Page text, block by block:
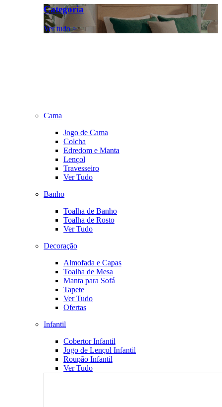
Categoria
Ver tudo >
Cama
Jogo de Cama
Colcha
Edredom e Manta
Lençol
Travesseiro
Ver Tudo
Banho
Toalha de Banho
Toalha de Rosto
Ver Tudo
Decoração
Almofada e Capas
Toalha de Mesa
Manta para Sofá
Tapete
Ver Tudo
Ofertas
Infantil
Cobertor Infantil
Jogo de Lençol Infantil
Roupão Infantil
Ver Tudo